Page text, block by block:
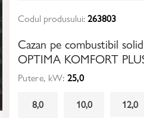
Codul produsului:263803
Cazan pe combustibil
OPTIMA KOMFORT
Putere, kW: 25,0
8,0
10,0 12,0